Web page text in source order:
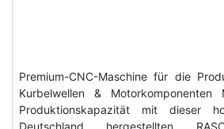
Premium-CNC-Maschine für die
Kurbelwellen & Motorkomponenten
Produktionskapazität mit dieser
Deutschland hergestellten